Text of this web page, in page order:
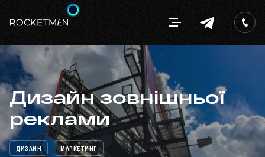
Дизайн зовнішньої
реклами
ДИЗАЙН МАРКЕТИНГ